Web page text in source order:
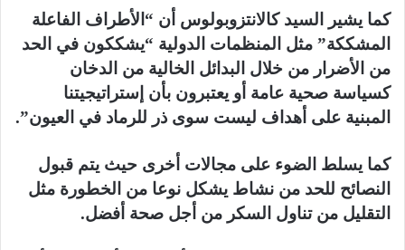
كما يشير السيد كالانتزوبولوس أن “الأطراف الفاعلة
المشككة” مثل المنظمات الدولية “يشككون في الحد
من الأضرار من خلال البدائل الخالية من الدخان
كسياسة صحية عامة أو يعتبرون بأن إستراتيجيتنا
المبنية على أهداف ليست سوى ذر للرماد في العيون”.
كما يسلط الضوء على مجالات أخرى حيث يتم قبول
النصائح للحد من نشاط يشكل نوعا من الخطورة مثل
التقليل من تناول السكر من أجل صحة أفضل.